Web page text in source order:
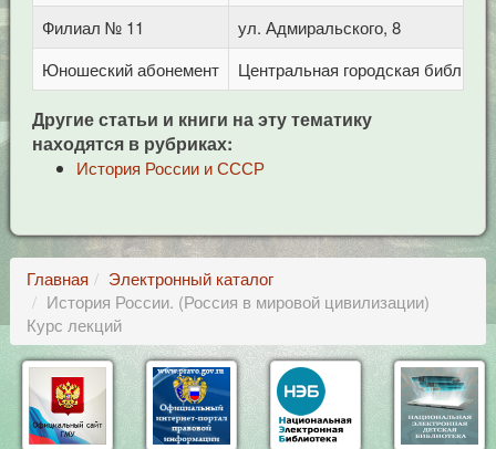
Филиал № 11
ул. Адмиральского, 8
Юношеский абонемент
Центральная городская
Другие статьи и книги на эту тематику
находятся в рубриках:
История России и СССР
Главная
Электронный каталог
История России. (Россия в мировой цивилизации)
Курс лекций